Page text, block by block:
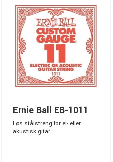
Ernie Ball EB-1011
Løs stålstreng for el- eller
akustisk gitar